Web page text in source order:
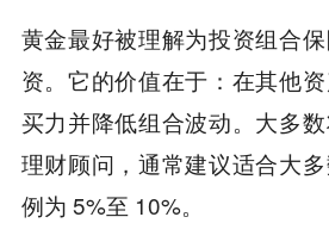
黄金最好被理解为投资组合
资。它的价值在于：在其他
买力并降低组合波动。大多
理财顾问，通常建议适合大
例为 5%至 10%。